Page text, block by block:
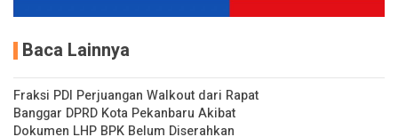
Baca Lainnya
Fraksi PDI Perjuangan Walkout dari Rapat
Banggar DPRD Kota Pekanbaru Akibat
Dokumen LHP BPK Belum Diserahkan